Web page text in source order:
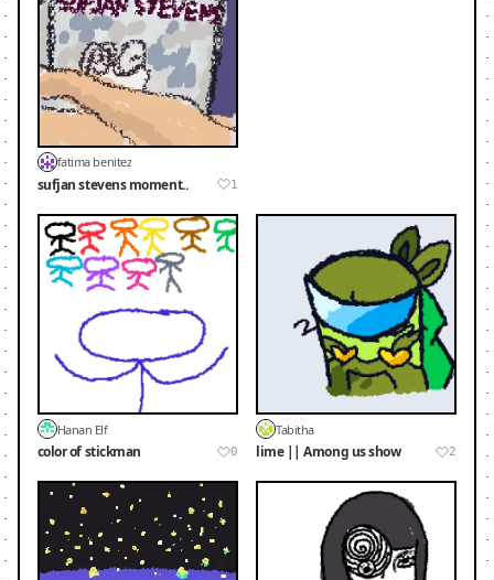
fatima benitez
sufjan stevens moment.. 1
Hanan Elf
color of stickman 0
Tabitha
lime || Among us show 2